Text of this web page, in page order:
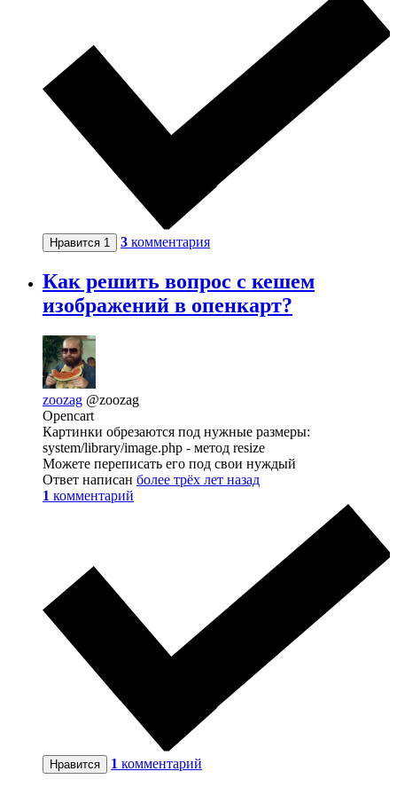
Нравится 1 3 комментария
Как решить вопрос с кешем
изображений в опенкарт?
zoozag @zoozag
Opencart
Картинки обрезаются под нужные размеры:
system/library/image.php - метод resize
Можете переписать его под свои нуждый
Ответ написан более трёх лет назад
1 комментарий
Нравится 1 комментарий